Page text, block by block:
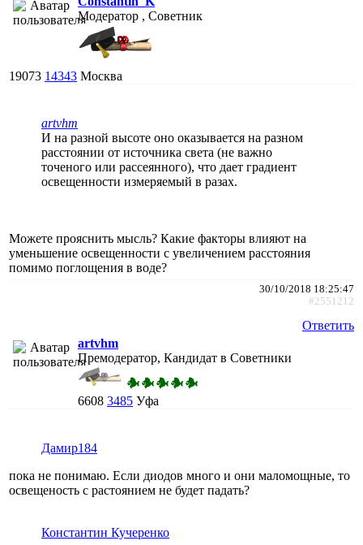
Модератор , Советник
19073 14343 Москва
artvhm
И на разной высоте оно оказывается на разном
расстоянии от источника света (не важно
точеного или рассеянного), что дает градиент
освещенности измеряемый в разах.
Можете прояснить мысль? Какие факторы влияют на
уменьшение освещенности с увеличением расстояния
помимо поглощения в воде?
30/10/2018 18:25:47
#2551212
Ответить
artvhm
Премодератор, Кандидат в Советники
6608 3485 Уфа
Дамир184
пока не понимаю. Если диодов много и они маломощные, то
освещеность с растоянием не будет падать?
Константин Кучеренко